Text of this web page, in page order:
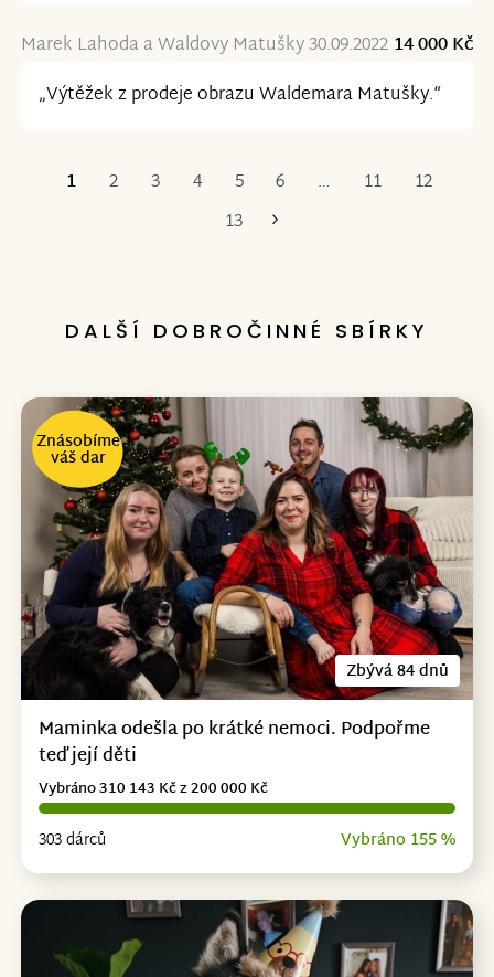
Marek Lahoda a Waldovy Matušky 30.09.2022 14 000 Kč
„Výtěžek z prodeje obrazu Waldemara Matušky.“
1 2 3 4 5 6 … 11
12
13
Poslední
DALŠÍ DOBROČINNÉ SBÍRKY
Zbývá 84 dnů
Znásobíme
váš dar
Maminka odešla po krátké nemoci. Podpořme
teď její děti
303 dárců Vybráno 155 %
Vybráno 310 143 Kč z 200 000 Kč